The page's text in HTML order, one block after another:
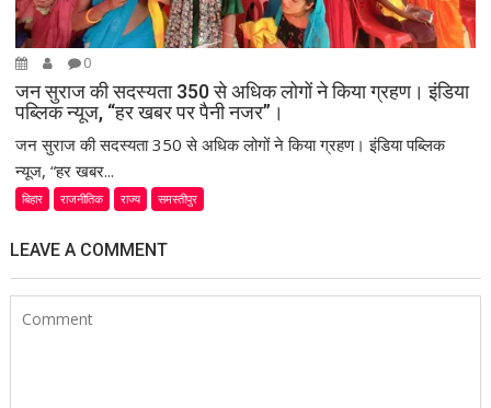
0
जन सुराज की सदस्यता 350 से अधिक लोगों ने किया ग्रहण। इंडिया
पब्लिक न्यूज, “हर खबर पर पैनी नजर”।
जन सुराज की सदस्यता 350 से अधिक लोगों ने किया ग्रहण। इंडिया पब्लिक
न्यूज, “हर खबर...
बिहार राजनीतिक राज्य समस्तीपुर
LEAVE A COMMENT